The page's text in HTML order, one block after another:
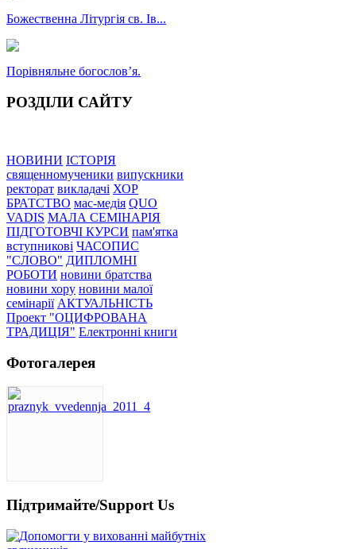
Божественна Літургія св. Ів...
Порівняльне богословʼя.
РОЗДІЛИ САЙТУ
НОВИНИ ІСТОРІЯ
священномученики випускники
ректорат викладачі ХОР
БРАТСТВО мас-медія QUO
VADIS МАЛА СЕМІНАРІЯ
ПІДГОТОВЧІ КУРСИ пам'ятка
вступникові ЧАСОПИС
"СЛОВО" ДИПЛОМНІ
РОБОТИ новини братства
новини хору новини малої
семінарії АКТУАЛЬНІСТЬ
Проект "ОЦИФРОВАНА
ТРАДИЦІЯ" Електронні книги
Фотогалерея
Підтримайте/Support Us